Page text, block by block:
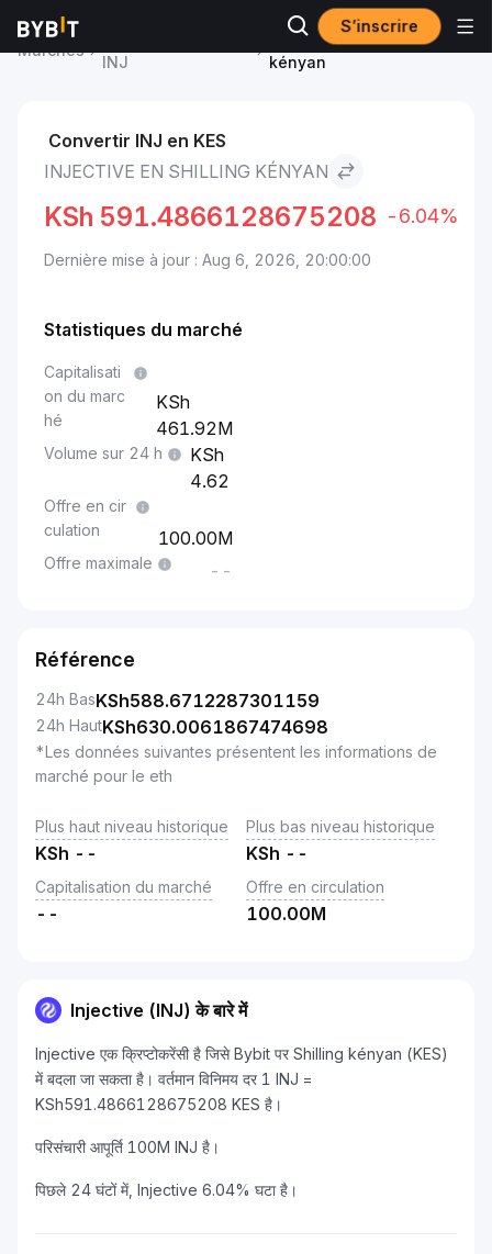
S’inscrire
Marchés
INJ
Injective to Shilling
kényan
Convertir INJ en KES
INJECTIVE EN SHILLING KÉNYAN
KSh 591.4866128675208 -6.04%
Dernière mise à jour : Aug 6, 2026, 20:00:00
Statistiques du marché
Capitalisati
on du marc
hé
461.92M
Volume sur 24 h
4.62
Offre en cir
culation
100.00M
Offre maximale --
Référence
24h BasKSh588.6712287301159
24h HautKSh630.0061867474698
*Les données suivantes présentent les informations de
marché pour le eth
Plus haut niveau historique
KSh --
Plus bas niveau historique
KSh --
Capitalisation du marché
--
Offre en circulation
100.00M
Injective (INJ) के बारे में
Injective एक क्रिप्टोकरेंसी है जिसे Bybit पर Shilling kényan (KES)
में बदला जा सकता है। वर्तमान विनिमय दर 1 INJ =
KSh591.4866128675208 KES है।
परिसंचारी आपूर्ति 100M INJ है।
पिछले 24 घंटों में, Injective 6.04% घटा है।